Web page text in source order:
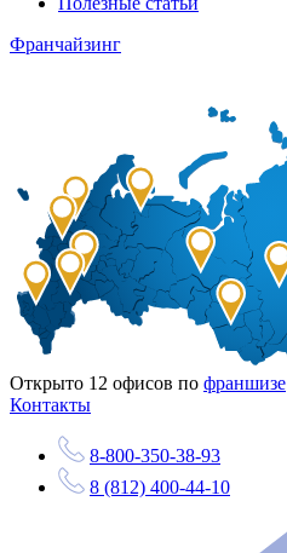
Франчайзинг
Открыто 12 офисов по франшизе
Контакты
8-800-350-38-93
8 (812) 400-44-10